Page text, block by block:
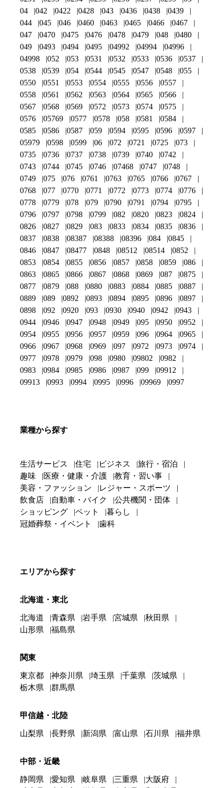
04
042 0422 0428 043 0436 0438
0439
044
045 046 0460 0463 0465 0466
0467
047
0470 0475 0476 0478 0479 048
0480
049
0493 0494 0495 04992 04994
04996
04998
052 053 0531 0532 0533 0536
0537
0538
0539 054 0544 0545 0547 0548
055
0550
0551 0553 0554 0555 0556
0557
0558
0561 0562 0563 0564 0565
0566
0567
0568 0569 0572 0573 0574
0575
0576
05769 0577 0578 058 0581
0584
0585
0586 0587 059 0594 0595 0596
0597
05979
0598 0599 06 072 0721 0725
073
0735
0736 0737 0738 0739 0740
0742
0743
0744 0745 0746 07468 0747
0748
0749
075 076 0761 0763 0765 0766
0767
0768
077 0770 0771 0772 0773 0774
0776
0778
0779 078 079 0790 0791 0794
0795
0796
0797 0798 0799 082 0820 0823
0824
0826
0827 0829 083 0833 0834 0835
0836
0837
0838 08387 08388 08396 084
0845
0846
0847 08477 0848 08512 08514
0852
0853
0854 0855 0856 0857 0858 0859
086
0863
0865 0866 0867 0868 0869 087
0875
0877
0879 088 0880 0883 0884 0885
0887
0889
089 0892 0893 0894 0895 0896
0897
0898
092 0920 093 0930 0940 0942
0943
0944
0946 0947 0948 0949 095 0950
0952
0954
0955 0956 0957 0959 096 0964
0965
0966
0967 0968 0969 097 0972 0973
0974
0977
0978 0979 098 0980 09802
0982
0983
0984 0985 0986 0987 099
09912
09913
0993 0994 0995 0996 09969 0997
業種から探す
生活サービス 住宅 ビジネス
旅行・宿泊
趣味
医療・健康・介護
教育・習い事
美容・ファッション
レジャー・スポーツ
飲食店
自動車・バイク
公共機関・団体
ショッピング
ペット
暮らし
冠婚葬祭・イベント
歯科
エリアから探す
北海道・東北
北海道 青森県 岩手県 宮城県
秋田県
山形県
福島県
関東
東京都 神奈川県 埼玉県 千葉県
茨城県
栃木県
群馬県
甲信越・北陸
山梨県 長野県 新潟県 富山県 石川県 福井県
中部・近畿
静岡県 愛知県 岐阜県 三重県
大阪府